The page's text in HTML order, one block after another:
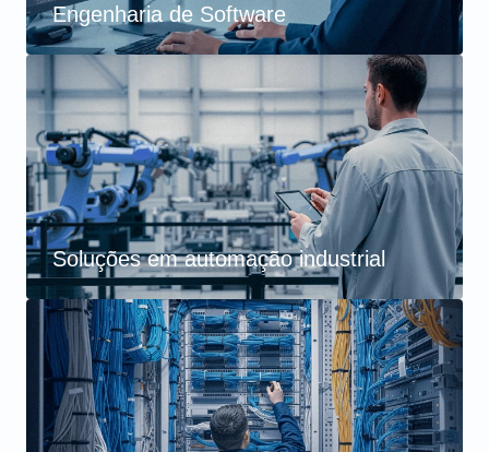
Engenharia de Software
Soluções em automação industrial